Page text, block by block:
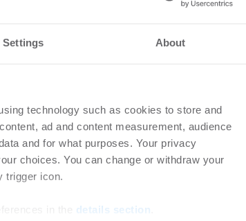
Settings About
technology such as cookies to store and
ad and content measurement, audience
and for what purposes. Your privacy
choices. You can change or withdraw your
trigger icon.
details section
Homaris eröffnet mit
Studios“ neuen
Mitte
Hotel | Projekte 28.07.2026
Homaris realisiert gemeinsam mit
Trockland 90 Apartments in einem